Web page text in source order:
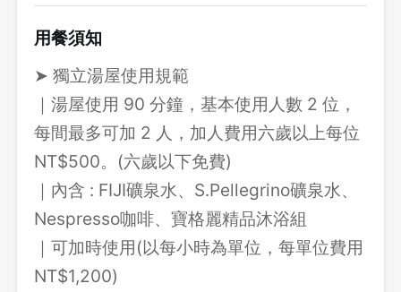
用餐須知
➤ 獨立湯屋使用規範
｜湯屋使用 90 分鐘，基本使用人數 2 位，
每間最多可加 2 人，加人費用六歲以上每位
NT$500。(六歲以下免費)
｜內含 : FIJI礦泉水、S.Pellegrino礦泉水、
Nespresso咖啡、寶格麗精品沐浴組
｜可加時使用(以每小時為單位，每單位費用
NT$1,200)